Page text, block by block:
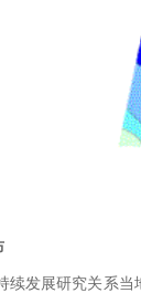
发展研究关系当